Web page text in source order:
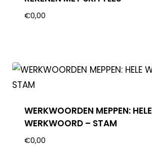
€0,00
WERKWOORDEN MEPPEN: HELE
WERKWOORD – STAM
€0,00